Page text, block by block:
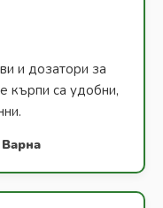
и дозатори за
кърпи са удобни,